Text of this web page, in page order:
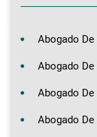
Abogado
Abogado
Abogado
Abogado